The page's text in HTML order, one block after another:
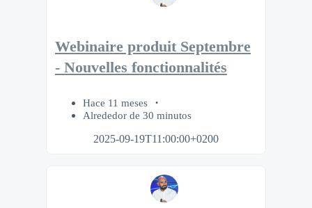
Webinaire produit Septembre
- Nouvelles fonctionnalités
Hace 11 meses
Alrededor de 30 minutos
2025-09-19T11:00:00+0200